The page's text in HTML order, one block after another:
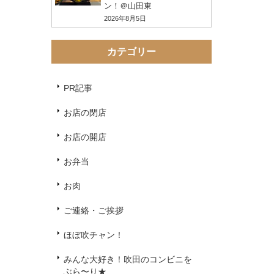
ン！＠山田東
2026年8月5日
カテゴリー
PR記事
お店の閉店
お店の開店
お弁当
お肉
ご連絡・ご挨拶
ほぼ吹チャン！
みんな大好き！吹田のコンビニを
ぶら〜り★